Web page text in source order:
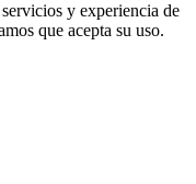
y experiencia de
que acepta su uso.